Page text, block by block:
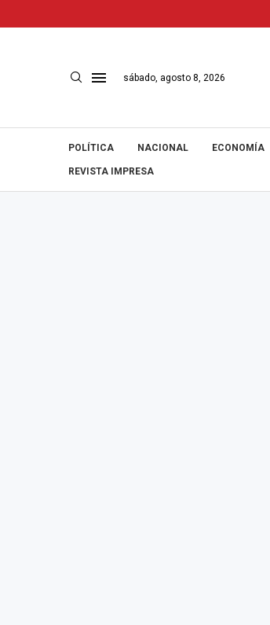
sábado, agosto 8, 2026
POLÍTICA NACIONAL ECONOMÍA
REVISTA IMPRESA